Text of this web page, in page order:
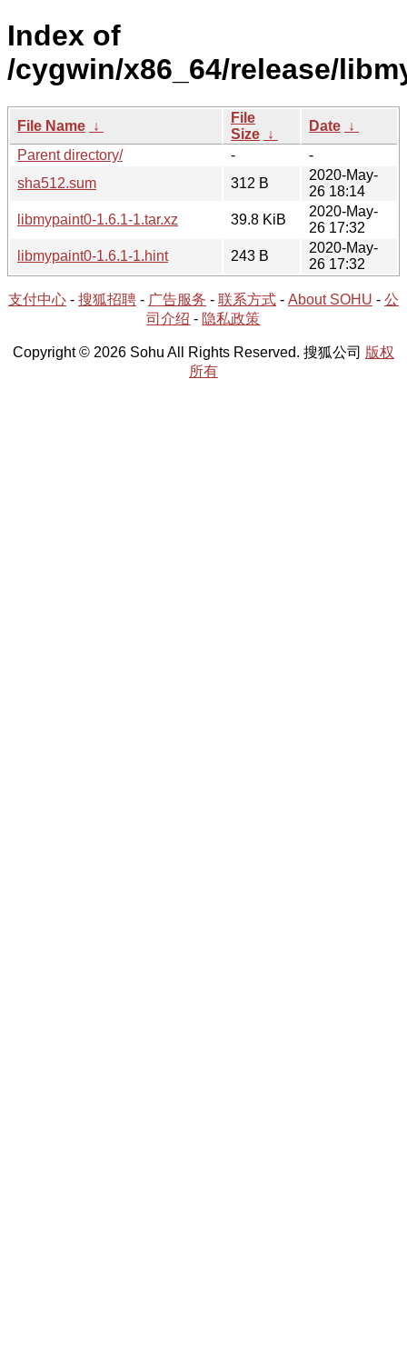
Index of
/cygwin/x86_64/release/
File Name ↓
File
Size ↓
Date ↓
Parent directory/
-
-
sha512.sum
312 B
2020-May-
26 18:14
libmypaint0-1.6.1-1.tar.xz
39.8 KiB
2020-May-
26 17:32
libmypaint0-1.6.1-1.hint
243 B
2020-May-
26 17:32
支付中心 - 搜狐招聘 - 广告服务 - 联系方式 - About SOHU - 公
司介绍 - 隐私政策
Copyright © 2026 Sohu All Rights Reserved. 搜狐公司 版权
所有